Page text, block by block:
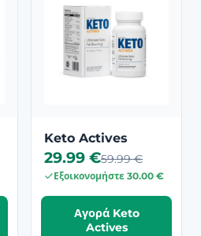
Keto Actives
29.99 €59.99 €
Εξοικονομήστε 30.00 €
Αγορά Keto
Actives